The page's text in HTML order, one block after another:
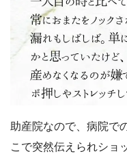
助産院なので、病院で
こで突然伝えられショ